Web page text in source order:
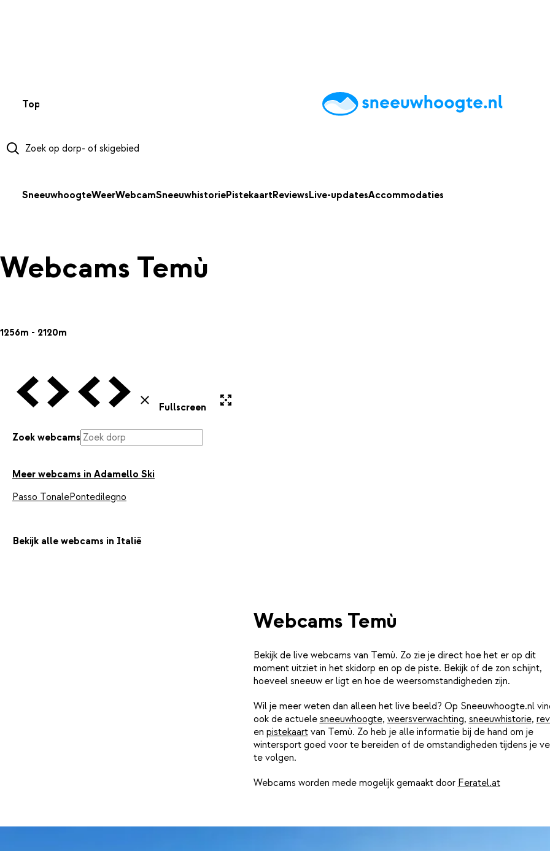
Top 50 AccommodatiesTipsReviewsLive updatesApp
SneeuwhoogteWeerWebcamSneeuwhistoriePistekaartReviewsLive-updatesAccommodaties
Webcams Temù
1256m - 2120m
Vorige Webcam
Volgende Webcam
Vorige Webcam
Volgende Webcam
Sluiten
Fullscreen
Zoek webcams
Meer webcams in Adamello Ski
Passo TonalePontedilegno
Bekijk alle webcams in Italië
Webcams Temù
Bekijk de live webcams van Temù. Zo zie je direct hoe het er op dit
moment uitziet in het skidorp en op de piste. Bekijk of de zon schijnt,
hoeveel sneeuw er ligt en hoe de weersomstandigheden zijn.
Wil je meer weten dan alleen het live beeld? Op Sneeuwhoogte.nl
ook de actuele sneeuwhoogte, weersverwachting, sneeuwhistorie,
en pistekaartvan Temù. Zo heb je alle informatie bij de hand om je
wintersport goed voor te bereiden of de omstandigheden tijdens je
te volgen.
Webcams worden mede mogelijk gemaakt door Feratel.at